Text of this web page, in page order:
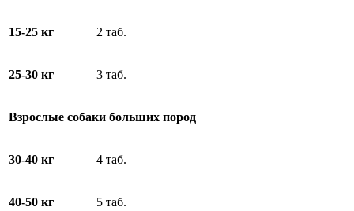
15-25 кг 2 таб.
25-30 кг 3 таб.
Взрослые собаки больших пород
30-40 кг 4 таб.
40-50 кг 5 таб.